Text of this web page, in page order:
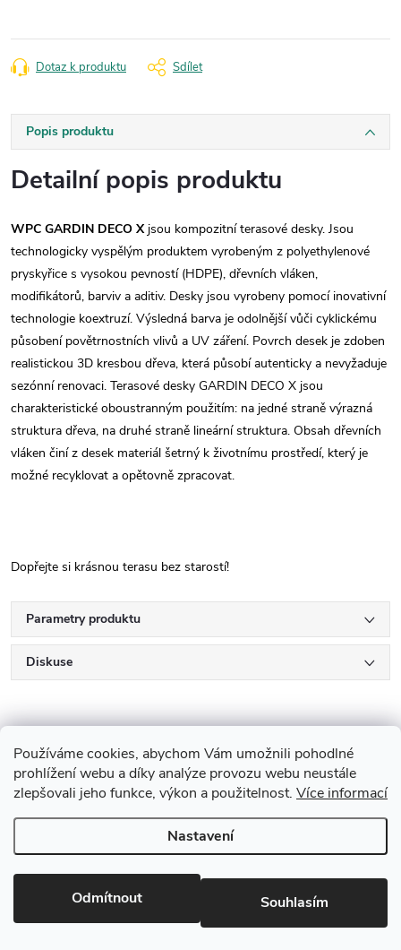
Používáme cookies, abychom Vám umožnili pohodlné
prohlížení webu a díky analýze provozu webu neustále
zlepšovali jeho funkce, výkon a použitelnost. Více informací
Nastavení
Odmítnout Souhlasím
Dotaz k produktu Sdílet
Popis produktu
Detailní popis produktu
WPC GARDIN DECO Xjsou kompozitní terasové desky. Jsou
technologicky vyspělým produktem vyrobeným z polyethylenové
pryskyřice s vysokou pevností (HDPE), dřevních vláken,
modifikátorů, barviv a aditiv. Desky jsou vyrobeny pomocí inovativní
technologie koextruzí. Výsledná barva je odolnější vůči cyklickému
působení povětrnostních vlivů a UV záření. Povrch desek je zdoben
realistickou 3D kresbou dřeva, která působí autenticky a nevyžaduje
sezónní renovaci. Terasové desky GARDIN DECO X jsou
charakteristické oboustranným použitím: na jedné straně výrazná
struktura dřeva, na druhé straně lineární struktura. Obsah dřevních
vláken činí z desek materiál šetrný k životnímu prostředí, který je
možné recyklovat a opětovně zpracovat.
Dopřejte si krásnou terasu bez starostí!
Parametry produktu
Diskuse
Z
á
p
Drevobis Horoměřice. Všechna práva vyhrazena.
nastavení cookies